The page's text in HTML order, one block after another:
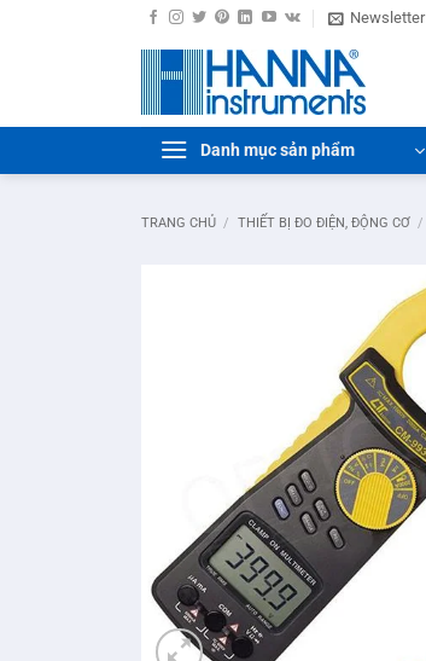
Newsletter
Danh mục sản phẩm
TRANG CHỦ / THIẾT BỊ ĐO ĐIỆN, ĐỘNG CƠ /